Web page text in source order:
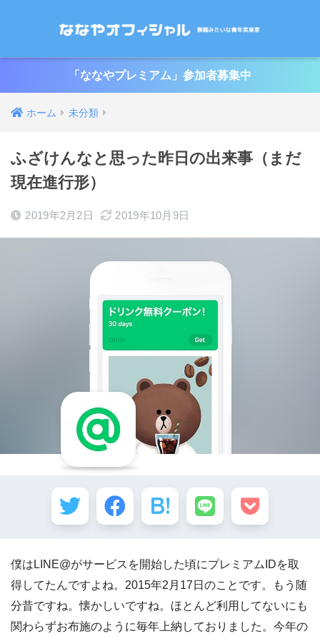
「ななやプレミアム」参加者募集中
ホーム 未分類
ふざけんなと思った昨日の出来事（まだ
現在進行形）
2019年2月2日 2019年10月9日
僕はLINE@がサービスを開始した頃にプレミアムIDを取
得してたんですよね。2015年2月17日のことです。もう随
分昔ですね。懐かしいですね。ほとんど利用してないにも
関わらずお布施のように毎年上納しておりました。今年の